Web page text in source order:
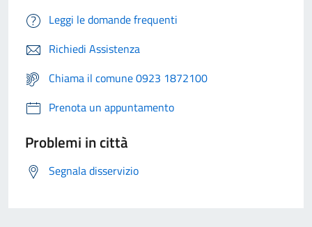
Leggi le domande frequenti
Richiedi Assistenza
Chiama il comune 0923 1872100
Prenota un appuntamento
Problemi in città
Segnala disservizio